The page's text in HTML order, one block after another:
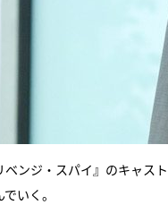
ンジ・スパイ』のキャス
いく。